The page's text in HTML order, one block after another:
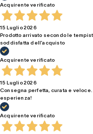
Acquirente verificato
15 Luglio 2026
Prodotto arrivato secondo le
soddisfatta dell’acquisto
Acquirente verificato
15 Luglio 2026
Consegna perfetta, curata e
esperienza!
Acquirente verificato